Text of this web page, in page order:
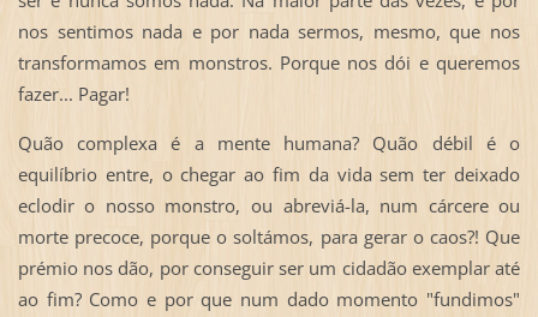
nos sentimos nada e por nada sermos, mesmo, que nos
transformamos em monstros. Porque nos dói e queremos
fazer... Pagar!
Quão complexa é a mente humana? Quão débil é o
equilíbrio entre, o chegar ao fim da vida sem ter deixado
eclodir o nosso monstro, ou abreviá-la, num cárcere ou
morte precoce, porque o soltámos, para gerar o caos?! Que
prémio nos dão, por conseguir ser um cidadão exemplar até
ao fim? Como e por que num dado momento "fundimos"